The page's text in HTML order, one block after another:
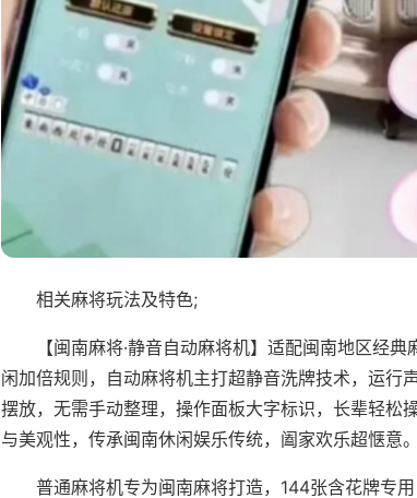
相关麻将玩法及特色;
【闽南麻将·静音自动麻将机】适配闽南地区经
闲加倍规则，自动麻将机主打超静音洗牌技术，运行
摆放，无需手动整理，操作面板大字标识，长辈轻松
与美观性，传承闽南休闲娱乐传统，阖家欢乐超惬意。
普通麻将机专为闽南麻将打造，144张含花牌专